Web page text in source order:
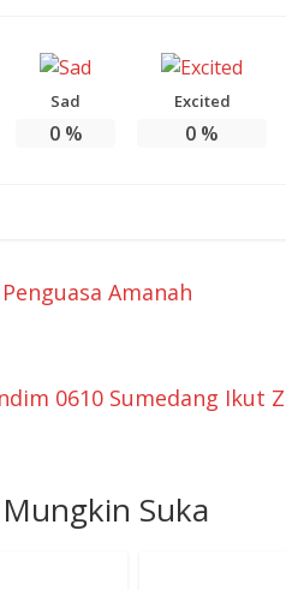
Sad
0%
Excited
0 %
Amanah
0610 Sumedang Ikut
Suka